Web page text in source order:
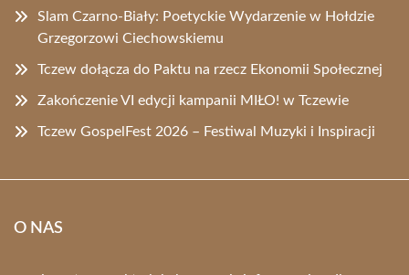
Slam Czarno-Biały: Poetyckie Wydarzenie w Hołdzie
Grzegorzowi Ciechowskiemu
Tczew dołącza do Paktu na rzecz Ekonomii Społecznej
Zakończenie VI edycji kampanii MIŁO! w Tczewie
Tczew GospelFest 2026 – Festiwal Muzyki i Inspiracji
O NAS